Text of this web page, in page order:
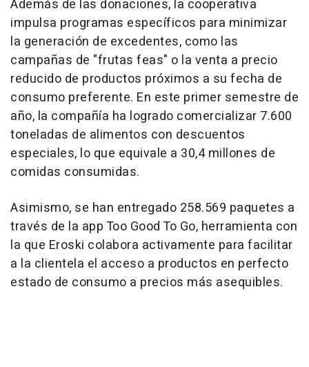
Además de las donaciones, la cooperativa
impulsa programas específicos para minimizar
la generación de excedentes, como las
campañas de "frutas feas" o la venta a precio
reducido de productos próximos a su fecha de
consumo preferente. En este primer semestre de
año, la compañía ha logrado comercializar 7.600
toneladas de alimentos con descuentos
especiales, lo que equivale a 30,4 millones de
comidas consumidas.
Asimismo, se han entregado 258.569 paquetes a
través de la app Too Good To Go, herramienta con
la que Eroski colabora activamente para facilitar
a la clientela el acceso a productos en perfecto
estado de consumo a precios más asequibles.